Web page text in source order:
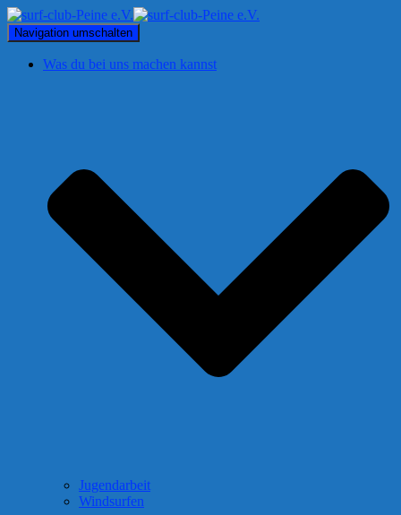
Navigation umschalten
Was du bei uns machen kannst
Jugendarbeit
Windsurfen